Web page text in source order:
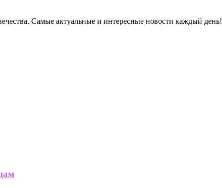
Самые актуальные и интересные новости каждый день!